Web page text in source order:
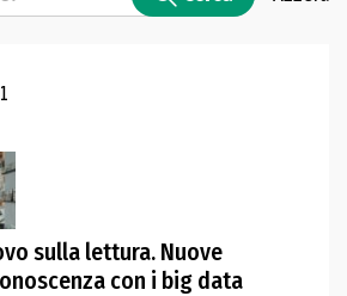
ricerca
sulla lettura. Nuove
con i big data